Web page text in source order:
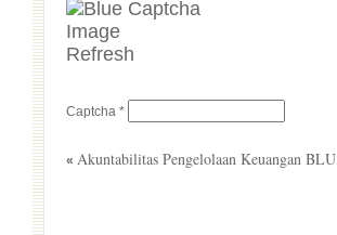
Refresh
Captcha *
« Akuntabilitas Pengelolaan Keuangan BLU